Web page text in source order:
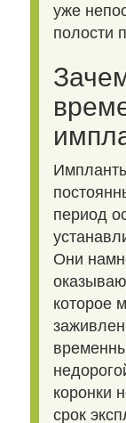
уже
полости
период
Они
которое
коронки
срок